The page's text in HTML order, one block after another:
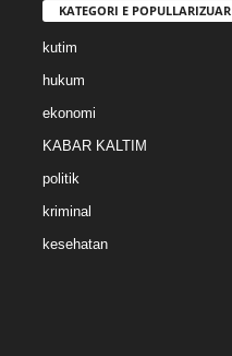
KATEGORI E POPULLARIZUAR
kutim
hukum
ekonomi
KABAR KALTIM
politik
kriminal
kesehatan